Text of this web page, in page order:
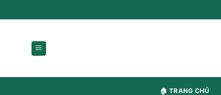
content
🏠 TRANG CHỦ